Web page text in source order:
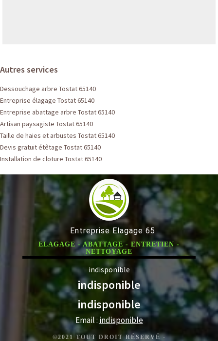
Autres services
Dessouchage arbre Tostat 65140
Entreprise élagage Tostat 65140
Entreprise abattage arbre Tostat 65140
Artisan paysagiste Tostat 65140
Taille de haies et arbustes Tostat 65140
Devis gratuit étêtage Tostat 65140
Installation de cloture Tostat 65140
Entreprise Elagage 65
ELAGAGE - ABATTAGE - ENTRETIEN -
NETTOYAGE
indisponible
indisponible
indisponible
Email : indisponible
©2021 TOUT DROIT RÉSERVÉ -